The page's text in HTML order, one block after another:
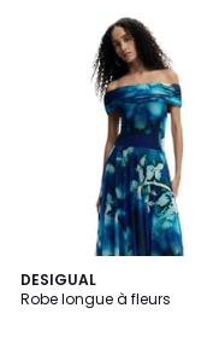
DESIGUAL
Robe longue à fleurs